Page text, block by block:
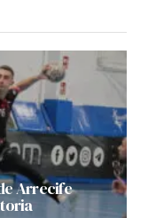
Arrecife